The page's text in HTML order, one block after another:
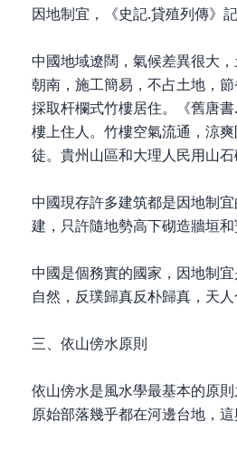
因地制宜，《史記.貸殖列傳》
中國地域遼闊，氣候差異很大
朝南，施工簡易，不占土地，
採取杆欄式竹樓居住。《舊唐
樓上住人。竹樓空氣流通，涼
徒。貴州山區和大理人民用山
中國現存許多建筑都是因地制
建，只許隨地勢高下砌造牆垣和
中國是個務實的國家，因地制
自然，反璞歸真反朴歸真，天
三、依山傍水原則
依山傍水是風水學最基本的原
原始部落幾乎都在河邊台地，